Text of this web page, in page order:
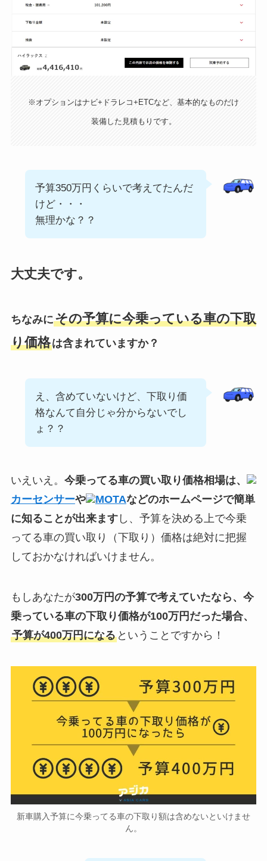
※オプションはナビ+ドラレコ+ETCなど、基本的なものだけ
装備した見積もりです。
予算350万円くらいで考えてたんだ
けど・・・
無理かな？？
大丈夫です。
ちなみにその予算に今乗っている車の下取
り価格は含まれていますか？
え、含めていないけど、下取り価
格なんて自分じゃ分からないでし
ょ？？
いえいえ。 今乗ってる車の買い取り価格相場は、
カーセンサーや MOTAなどのホームページで簡単
に知ることが出来ますし、予算を決める上で今乗
ってる車の買い取り（下取り）価格は絶対に把握
しておかなければいけません。
もしあなたが300万円の予算で考えていたなら、今
乗っている車の下取り価格が100万円だった場合、
予算が400万円になるということですから！
新車購入予算に今乗ってる車の下取り額は含めないといけませ
ん。